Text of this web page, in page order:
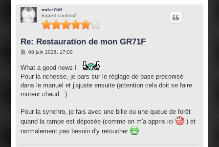
mike750
Expert confirmé
Re: Restauration de mon GR71F
M
s
a
e
08 juin 2026, 17:00
What a good news !
Pour la richesse, je pars sur le réglage de base préconisé
dans le manuel et j'ajuste ensuite (attention cela doit se faire
moteur chaud...)
Pour la synchro, je fais avec une bille ou une queue de forêt
quand la rampe est déposée (comme on m'a appris ici
) et
normalement pas besoin d'y retoucher